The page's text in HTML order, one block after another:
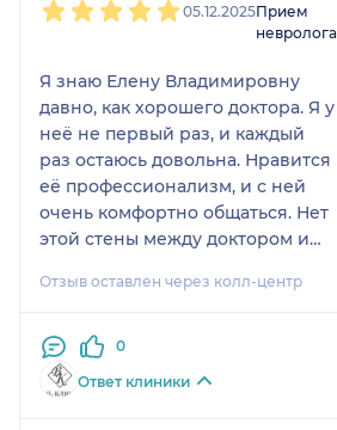
05.12.2025Прием
невролога
Я знаю Елену Владимировну
давно, как хорошего доктора. Я у
неё не первый раз, и каждый
раз остаюсь довольна. Нравится
её профессионализм, и с ней
очень комфортно общаться. Нет
этой стены между доктором и
общения как у хороших друзей.
Отзыв оставлен через колл-центр
0
Ответ клиники